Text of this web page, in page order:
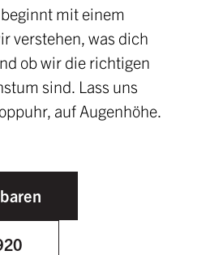
mit einem
verstehen, was dich
ob wir die richtigen
sind. Lass uns
auf Augenhöhe.